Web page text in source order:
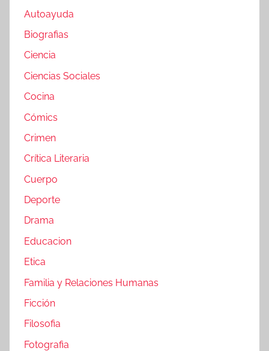
Autoayuda
Biografias
Ciencia
Ciencias Sociales
Cocina
Cómics
Crimen
Crítica Literaria
Cuerpo
Deporte
Drama
Educacion
Etica
Familia y Relaciones Humanas
Ficción
Filosofia
Fotografia